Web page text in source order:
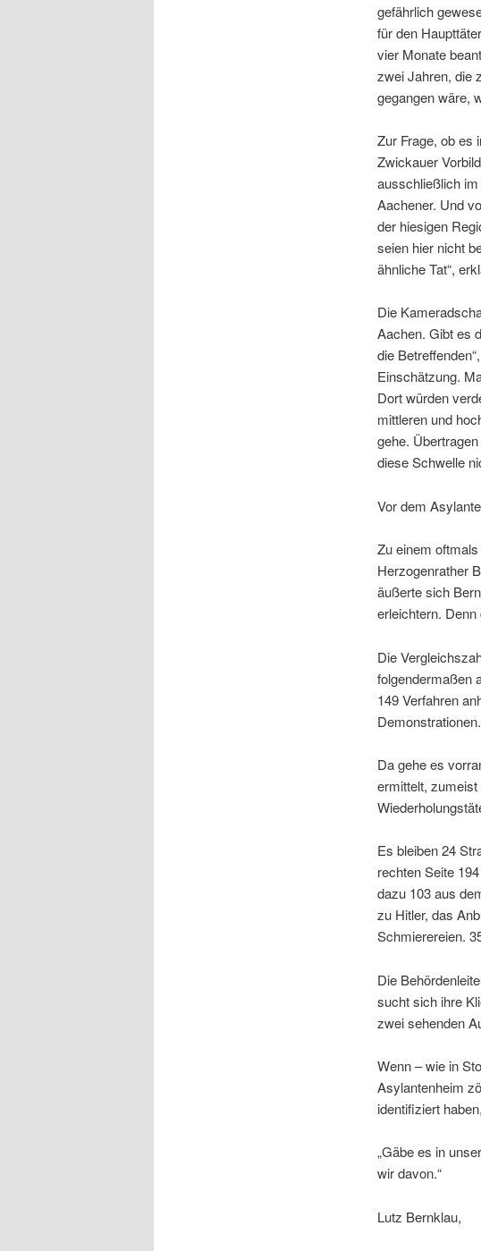
gefährlich
für den
vier Monate
zwei Jahren, die
gegangen wäre,
Zur Frage, ob es
Zwickauer
ausschließlich
Aachener. Und
der hiesigen
seien hier nicht
ähnliche Tat“,
Die
Aachen. Gibt es
die
Einschätzung.
Dort würden
mittleren und
gehe.
diese Schwelle
Vor dem
Zu einem
Herzogenrather
äußerte sich
erleichtern.
Die
folgendermaßen
149 Verfahren
Demonstrationen.
Da gehe es
ermittelt,
Es bleiben 24
rechten Seite
dazu 103 aus
zu Hitler, das
Schmierereien.
Die
sucht sich ihre
zwei sehenden
Wenn – wie in
Asylantenheim
identifiziert
„Gäbe es in
wir davon.“
Lutz Bernklau,